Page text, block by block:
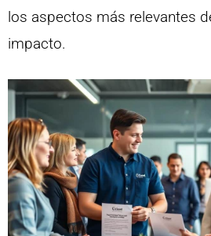
los aspectos más relevantes
impacto.